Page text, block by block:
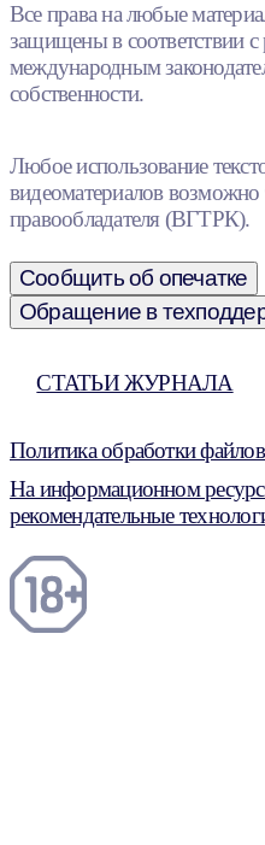
Все права на любые
защищены в соответствии с
международным
собственности.
Любое использование
видеоматериалов возможно
правообладателя (ВГТРК).
Сообщить об опечатке
Обращение в
СТАТЬИ ЖУРНАЛА
Политика обработки
На информационном
рекомендательные